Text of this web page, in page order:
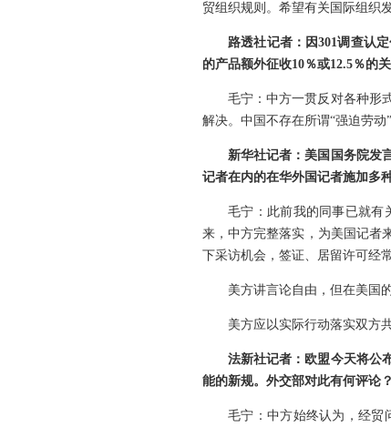
贸组织规则。希望有关国际组织
路透社记者：因301调查认
的产品额外征收10％或12.5％的
毛宁：中方一贯反对各种形
解决。中国不存在所谓“强迫劳动
新华社记者：美国国务院发
记者在内的在华外国记者施加多
毛宁：此前我的同事已就有
来，中方完整落实，为美国记者
下采访机会，签证、居留许可经
美方讲言论自由，但在美国
美方应以实际行动落实双方
法新社记者：欧盟今天将公
能的新规。外交部对此有何评论？
毛宁：中方始终认为，经贸